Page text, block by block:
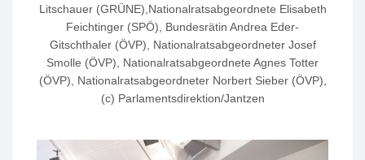
Litschauer (GRÜNE),Nationalratsabgeordnete Elisabeth
Feichtinger (SPÖ), Bundesrätin Andrea Eder-
Gitschthaler (ÖVP), Nationalratsabgeordneter Josef
Smolle (ÖVP), Nationalratsabgeordnete Agnes Totter
(ÖVP), Nationalratsabgeordneter Norbert Sieber (ÖVP),
(c) Parlamentsdirektion/Jantzen